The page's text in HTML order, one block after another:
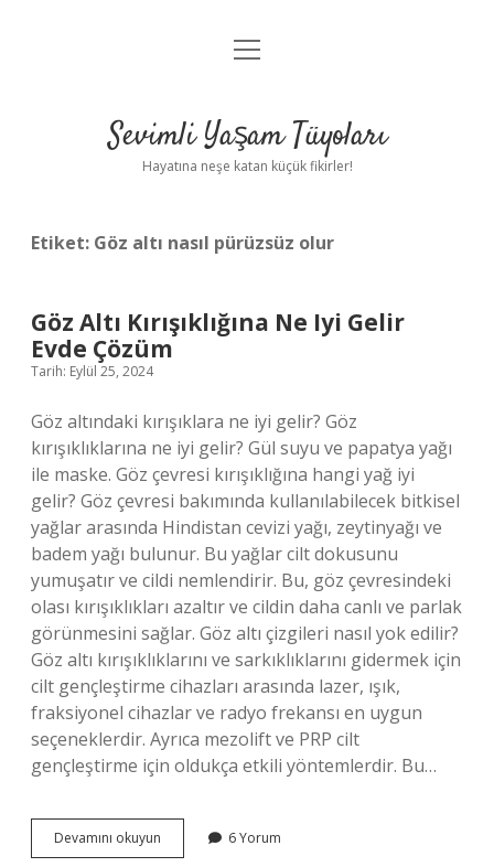
Anasayfa
Yasal Uyarı
menüyü
Sevimli Yaşam Tüyoları
Hayatına neşe katan küçük fikirler!
Etiket: Göz altı nasıl pürüzsüz olur
Göz Altı Kırışıklığına Ne Iyi Gelir
Evde Çözüm
Tarih: Eylül 25, 2024
Göz altındaki kırışıklara ne iyi gelir? Göz
kırışıklıklarına ne iyi gelir? Gül suyu ve papatya yağı
ile maske. Göz çevresi kırışıklığına hangi yağ iyi
gelir? Göz çevresi bakımında kullanılabilecek bitkisel
yağlar arasında Hindistan cevizi yağı, zeytinyağı ve
badem yağı bulunur. Bu yağlar cilt dokusunu
yumuşatır ve cildi nemlendirir. Bu, göz çevresindeki
olası kırışıklıkları azaltır ve cildin daha canlı ve parlak
görünmesini sağlar. Göz altı çizgileri nasıl yok edilir?
Göz altı kırışıklıklarını ve sarkıklıklarını gidermek için
cilt gençleştirme cihazları arasında lazer, ışık,
fraksiyonel cihazlar ve radyo frekansı en uygun
seçeneklerdir. Ayrıca mezolift ve PRP cilt
gençleştirme için oldukça etkili yöntemlerdir. Bu…
Devamını okuyun
Altı
6 Yorum